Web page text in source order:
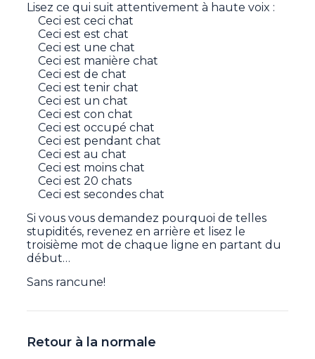
Lisez ce qui suit attentivement à haute voix :
Ceci est ceci chat
Ceci est est chat
Ceci est une chat
Ceci est manière chat
Ceci est de chat
Ceci est tenir chat
Ceci est un chat
Ceci est con chat
Ceci est occupé chat
Ceci est pendant chat
Ceci est au chat
Ceci est moins chat
Ceci est 20 chats
Ceci est secondes chat
Si vous vous demandez pourquoi de telles
stupidités, revenez en arrière et lisez le
troisième mot de chaque ligne en partant du
début…
Sans rancune!
Retour à la normale